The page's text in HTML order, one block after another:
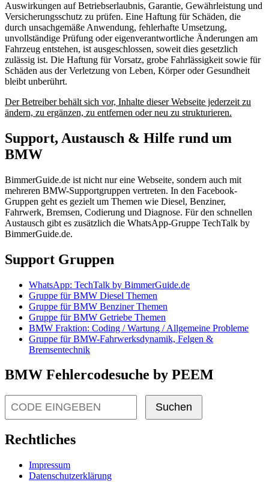
Auswirkungen auf Betriebserlaubnis, Garantie, Gewährleistung und
Versicherungsschutz zu prüfen. Eine Haftung für Schäden, die
durch unsachgemäße Anwendung, fehlerhafte Umsetzung,
unvollständige Prüfung oder eigenverantwortliche Änderungen am
Fahrzeug entstehen, ist ausgeschlossen, soweit dies gesetzlich
zulässig ist. Die Haftung für Vorsatz, grobe Fahrlässigkeit sowie für
Schäden aus der Verletzung von Leben, Körper oder Gesundheit
bleibt unberührt.
Der Betreiber behält sich vor, Inhalte dieser Webseite jederzeit zu
ändern, zu ergänzen, zu entfernen oder neu zu strukturieren.
Support, Austausch & Hilfe rund um
BMW
BimmerGuide.de ist nicht nur eine Webseite, sondern auch mit
mehreren BMW-Supportgruppen vertreten. In den Facebook-
Gruppen geht es gezielt um Themen wie Diesel, Benziner,
Fahrwerk, Bremsen, Codierung und Diagnose. Für den schnellen
Austausch gibt es zusätzlich die WhatsApp-Gruppe TechTalk by
BimmerGuide.de.
Support Gruppen
WhatsApp: TechTalk by BimmerGuide.de
Gruppe für BMW Diesel Themen
Gruppe für BMW Benziner Themen
Gruppe für BMW Getriebe Themen
BMW Fraktion: Coding / Wartung / Allgemeine Probleme
Gruppe für BMW-Fahrwerksdynamik, Felgen &
Bremsentechnik
BMW Fehlercodesuche by PEEM
Suchen
Rechtliches
Impressum
Datenschutzerklärung